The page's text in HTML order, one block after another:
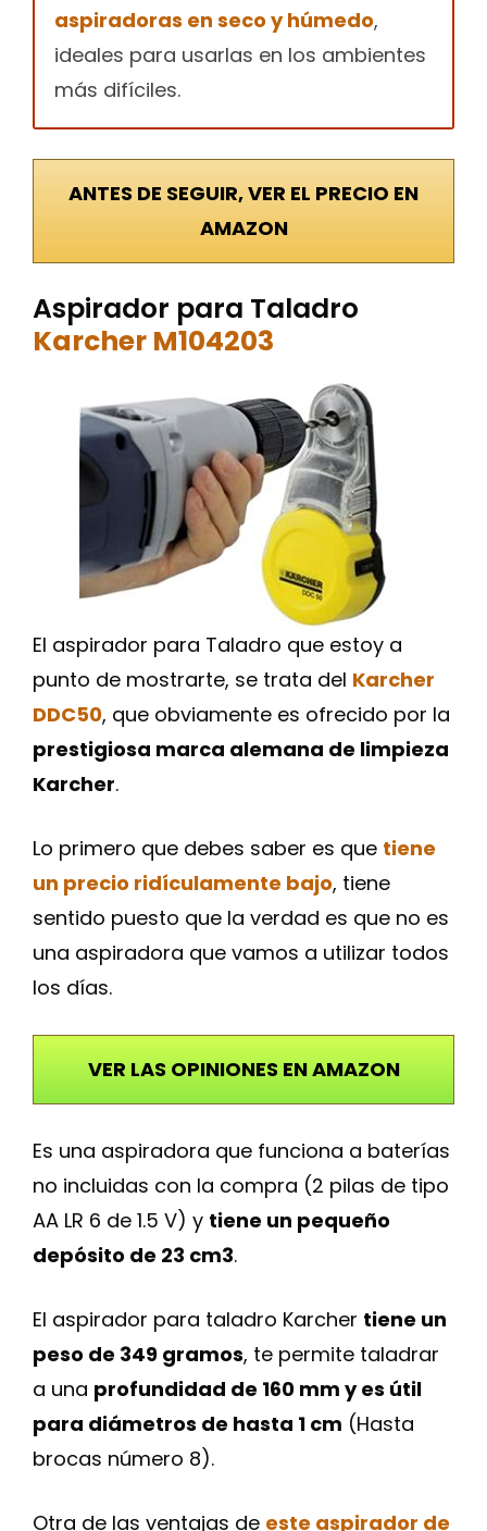
aspiradoras en seco y húmedo,
ideales para usarlas en los ambientes
más difíciles.
ANTES DE SEGUIR,VER EL PRECIO EN
AMAZON
Aspirador para Taladro
Karcher M104203
El aspirador para Taladro que estoy a
punto de mostrarte, se trata del Karcher
DDC50, que obviamente es ofrecido por la
prestigiosa marca alemana de limpieza
Karcher.
Lo primero que debes saber es que tiene
un precio ridículamente bajo, tiene
sentido puesto que la verdad es que no es
una aspiradora que vamos a utilizar todos
los días.
VER LAS OPINIONES EN AMAZON
Es una aspiradora que funciona a baterías
no incluidas con la compra (2 pilas de tipo
AA LR 6 de 1.5 V) y tiene un pequeño
depósito de 23 cm3.
El aspirador para taladro Karcher tiene un
peso de 349 gramos, te permite taladrar
a una profundidad de 160 mm y es útil
para diámetros de hasta 1 cm (Hasta
brocas número 8).
Otra de las ventajas de este aspirador de